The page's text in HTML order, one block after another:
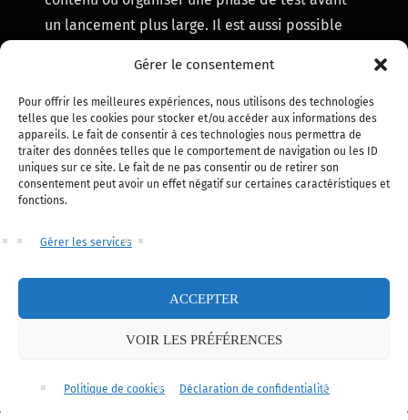
Gérer le consentement
Pour offrir les meilleures expériences, nous utilisons des technologies
telles que les cookies pour stocker et/ou accéder aux informations des
appareils. Le fait de consentir à ces technologies nous permettra de
traiter des données telles que le comportement de navigation ou les ID
uniques sur ce site. Le fait de ne pas consentir ou de retirer son
consentement peut avoir un effet négatif sur certaines caractéristiques et
fonctions.
Gérer les services
ACCEPTER
VOIR LES PRÉFÉRENCES
Politique de cookies Déclaration de confidentialité
un lancement plus large. Il est aussi possible
si la communauté répond présente.
Ce qui semble clair, en revanche, c’est que Riot
ne parle plus simplement d’une idée lointaine.
League Classic est désormais un vrai projet,
fichiers du jeu et faire l’objet d’une
League Classic peut-il
Français